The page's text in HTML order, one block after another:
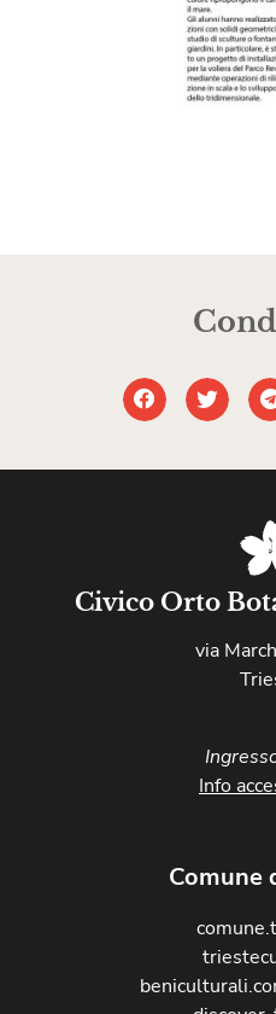
Civico Orto
via
Info
Comune